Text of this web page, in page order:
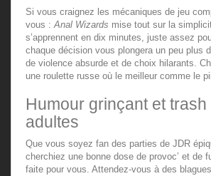
Si vous craignez les mécaniques de jeu
vous :Anal Wizards mise tout sur la
s’apprennent en dix minutes, juste assez
chaque décision vous plongera un peu plus
de violence absurde et de choix hilarants.
une roulette russe où le meilleur comme le
Humour grinçant et
adultes
Que vous soyez fan des parties de JDR
cherchiez une bonne dose de provoc’ et de
faite pour vous. Attendez-vous à des